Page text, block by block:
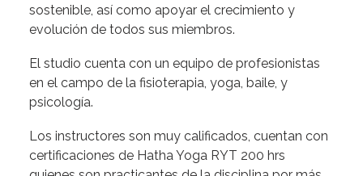
sostenible, así como apoyar el crecimiento y
evolución de todos sus miembros.
El studio cuenta con un equipo de profesionistas
en el campo de la fisioterapia, yoga, baile, y
psicología.
Los instructores son muy calificados, cuentan con
certificaciones de Hatha Yoga RYT 200 hrs